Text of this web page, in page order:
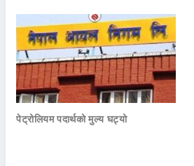
पेट्रोलियम पदार्थको मुल्य घट्यो